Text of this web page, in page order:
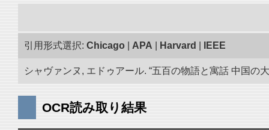
引用形式選択: Chicago APA Harvard IEEE
シャヴァンヌ, エドゥアール. “五百の物語と寓話 中国
OCR読み取り結果